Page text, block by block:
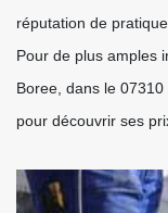
réputation de
Pour de plus amples
Boree, dans le
pour découvrir ses